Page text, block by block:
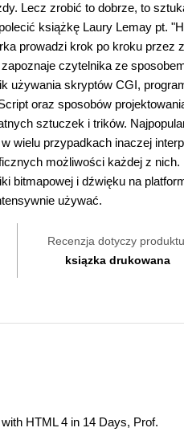
Lecz zrobić to dobrze, to
książkę Laury Lemay pt.
prowadzi krok po kroku przez
czytelnika ze
używania skryptów CGI,
oraz sposobów
sztuczek i trików.
wielu przypadkach inaczej
możliwości każdej z
bitmapowej i dźwięku na
używać.
Recenzja dotyczy
ksiązka drukowana
HTML 4 in 14 Days, Prof.